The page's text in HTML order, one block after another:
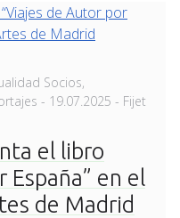
Socios,
- Posted
19.07.2025 - Fijet
el libro
España” en el
de Madrid